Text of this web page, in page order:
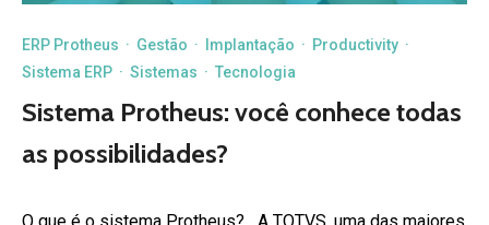
ERP Protheus · Gestão · Implantação · Productivity ·
Sistema ERP · Sistemas · Tecnologia
Sistema Protheus: você conhece todas
as possibilidades?